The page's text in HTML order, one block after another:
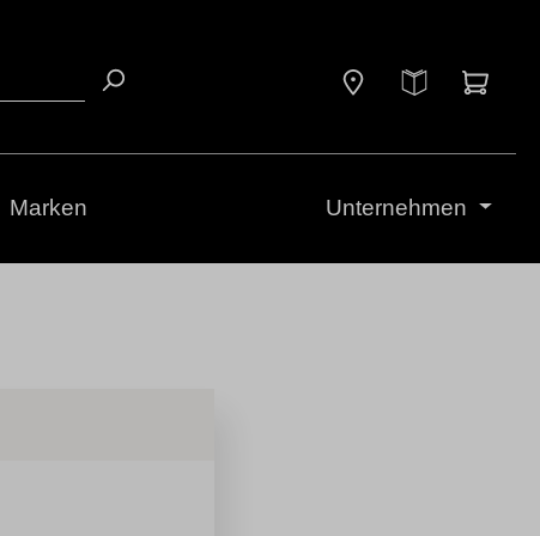
Marken Unternehmen